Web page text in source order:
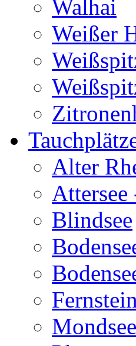
Walhai
Weißer
Alter
Attersee
Blindsee